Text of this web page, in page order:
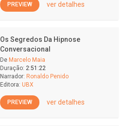
PREVIEW ver detalhes
Os Segredos Da Hipnose
Conversacional
De Marcelo Maia
Duração: 2:51:22
Narrador: Ronaldo Penido
Editora: UBX
PREVIEW ver detalhes